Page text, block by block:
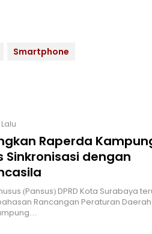
Smartphone
Raperda
Sinkronisasi dengan
(Pansus) DPRD Kota Surabaya
Rancangan Peraturan Daerah